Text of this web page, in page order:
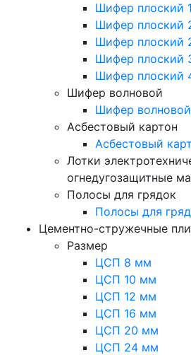
Шифер плоский
Шифер плоский
Шифер плоский
Шифер плоский
Шифер плоский
Шифер волновой
Шифер волновой
Асбестовый картон
Асбестовый
Лотки
огнедугозащитные
Полосы для грядок
Полосы для
Цементно-стружечные
Размер
ЦСП 8 мм
ЦСП 10 мм
ЦСП 12 мм
ЦСП 16 мм
ЦСП 20 мм
ЦСП 24 мм